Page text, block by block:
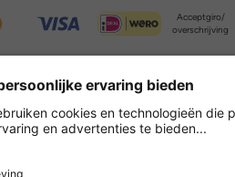
Acceptgiro/
overschrijving